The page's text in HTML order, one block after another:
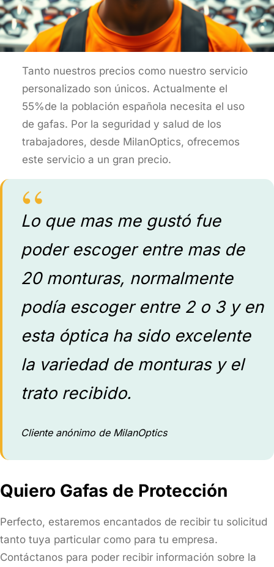
Tanto nuestros precios como nuestro servicio
personalizado son únicos. Actualmente el
55%de la población española necesita el uso
de gafas. Por la seguridad y salud de los
trabajadores, desde MilanOptics, ofrecemos
este servicio a un gran precio.
Lo que mas me gustó fue
poder escoger entre mas de
20 monturas, normalmente
podía escoger entre 2 o 3 y en
esta óptica ha sido excelente
la variedad de monturas y el
trato recibido.
Cliente anónimo de MilanOptics
Quiero Gafas de Protección
Perfecto, estaremos encantados de recibir tu solicitud
tanto tuya particular como para tu empresa.
Contáctanos para poder recibir información sobre la